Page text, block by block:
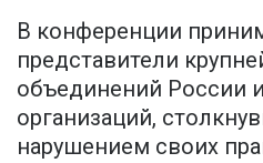
В конференции
представители
объединений России
организаций,
нарушением своих